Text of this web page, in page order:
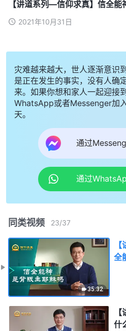
【讲道系列—信仰求真】信全能
2021年10月31日
灾难越来越大，世人逐渐意识
是正在发生的事实，没有人确
来。如果你想和家人一起迎接
WhatsApp或者Messenger加
天。
通过
通过
同类视频 23/37
35:32
全
什